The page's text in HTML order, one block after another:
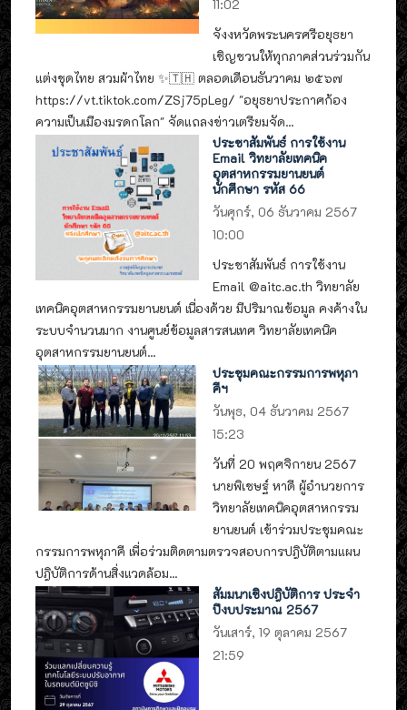
11:02
จังงหวัดพระนครศรีอยุธยา
เชิญชวนให้ทุกภาคส่วนร่วมกัน
แต่งชุดไทย สวมผ้าไทย ✨🇹🇭 ตลอดเดือนธันวาคม ๒๕๖๗
https://vt.tiktok.com/ZSj75pLeg/ "อยุธยาประกาศก้อง
ความเป็นเมืองมรดกโลก" จัดแถลงข่าวเตรียมจัด...
ประชาสัมพันธ์ การใช้งาน
Email วิทยาลัยเทคนิค
อุตสาหกรรมยานยนต์
นักศึกษา รหัส 66
วันศุกร์, 06 ธันวาคม 2567
10:00
ประชาสัมพันธ์ การใช้งาน
Email @aitc.ac.th วิทยาลัย
เทคนิคอุตสาหกรรมยานยนต์ เนื่องด้วย มีปริมาณข้อมูล คงค้างใน
ระบบจำนวนมาก งานศูนย์ข้อมูลสารสนเทศ วิทยาลัยเทคนิค
อุตสาหกรรมยานยนต์...
ประชุมคณะกรรมการพหุภา
คีฯ
วันพุธ, 04 ธันวาคม 2567
15:23
วันที่ 20 พฤศจิกายน 2567
นายพิเชษฐ์ หาดี ผู้อำนวยการ
วิทยาลัยเทคนิคอุตสาหกรรม
ยานยนต์ เข้าร่วมประชุมคณะ
กรรมการพหุภาคี เพื่อร่วมติดตามตรวจสอบการปฎิบัติตามแผน
ปฎิบัติการด้านสิ่งแวดล้อม...
สัมมนาเชิงปฎิบัติการ ประจำ
ปีงบประมาณ 2567
วันเสาร์, 19 ตุลาคม 2567
21:59